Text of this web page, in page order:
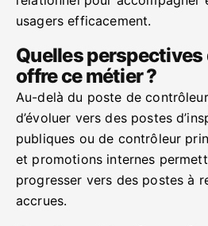
usagers efficacement.
Quelles perspectives
offre ce métier ?
Au-delà du poste de
d’évoluer vers des postes
publiques ou de contrôleur
et promotions internes
progresser vers des postes à
accrues.